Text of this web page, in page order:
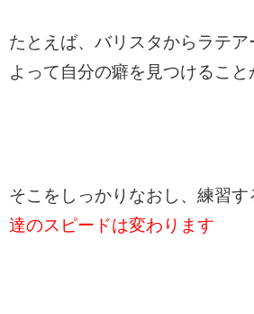
たとえば、バリスタからラテ
よって自分の癖を見つけること
そこをしっかりなおし、練習す
達のスピードは変わります